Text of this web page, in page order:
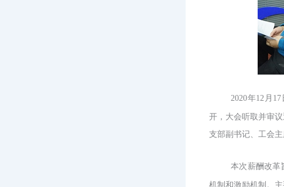
2020年12月
开， 大会听取并审
支部副书记、工会主
本次薪酬改革
机制和激励机制。